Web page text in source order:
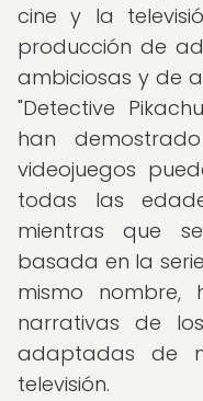
cine y la
producción de
ambiciosas y de
"Detective
han
videojuegos
todas las
mientras que
basada en la
mismo nombre,
narrativas de
adaptadas de
televisión.